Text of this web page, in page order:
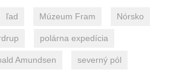
ľad Múzeum Fram Nórsko
polárna expedícia
Amundsen severný pól